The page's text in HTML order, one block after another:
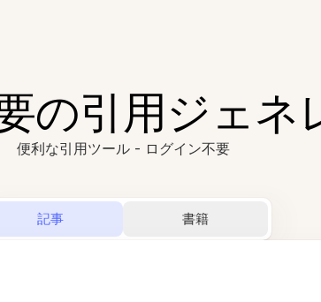
の引用ジェネ
便利な引用ツール - ログイン不要
記事 書籍